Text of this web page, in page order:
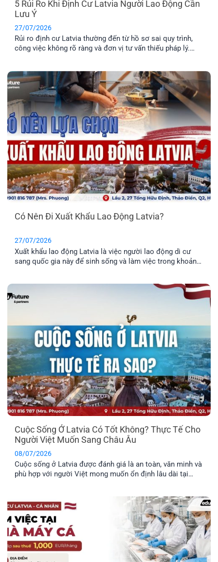
5 Rủi Ro Khi Định Cư Latvia Người Lao Động Cần
Lưu Ý
27/07/2026
Rủi ro định cư Latvia thường đến từ hồ sơ sai quy trình,
công việc không rõ ràng và đơn vị tư vấn thiếu pháp lý.
Có Nên Đi Xuất Khẩu Lao Động Latvia?
27/07/2026
Xuất khẩu lao động Latvia là việc người lao động di cư
sang quốc gia này để sinh sống và làm việc trong khoản
nhu cầu định cư. Vậy đâu mới là phương án định cư cho
cả gia đình tốt nhất? Cùng EFP tìm hiểu qua bài viết dưới
Cuộc Sống Ở Latvia Có Tốt Không? Thực Tế Cho
Người Việt Muốn Sang Châu Âu
08/07/2026
Cuộc sống ở Latvia được đánh giá là an toàn, văn minh và
phù hợp với người Việt mong muốn ổn định lâu dài tại
về môi trường sống, văn hóa và phúc lợi dành riêng cho
công dân.